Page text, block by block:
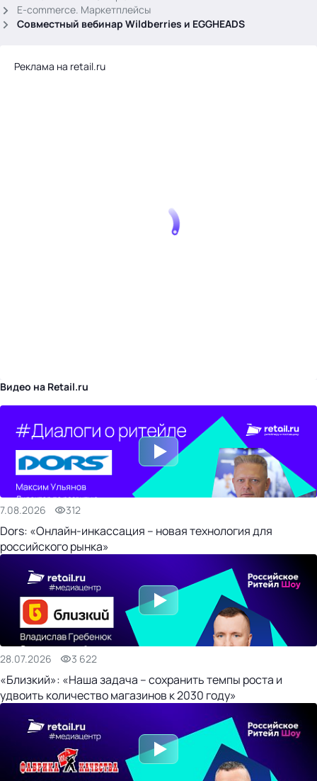
E-commerce. Маркетплейсы
Совместный вебинар Wildberries и EGGHEADS
Реклама на retail.ru
Видео на Retail.ru
7.08.2026 312
Dors: «Онлайн-инкассация – новая технология для
российского рынка»
28.07.2026 3 622
«Близкий»: «Наша задача – сохранить темпы роста и
удвоить количество магазинов к 2030 году»